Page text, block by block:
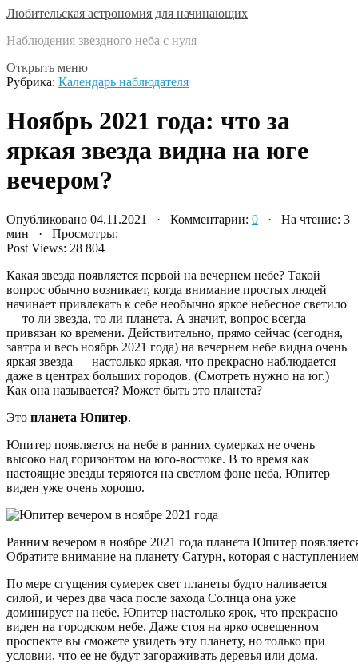
Любительская астрономия для начинающих
Наблюдения звездного неба с нуля
Открыть меню
Рубрика: Календарь наблюдателя
Ноябрь 2021 года: что за
яркая звезда видна на юге
вечером?
Опубликовано 04.11.2021 · Комментарии: 0 · На чтение: 3
мин · Просмотры:
Post Views: 28 804
Какая звезда появляется первой на вечернем небе? Такой
вопрос обычно возникает, когда внимание простых людей
начинает привлекать к себе необычно яркое небесное светило
— то ли звезда, то ли планета. А значит, вопрос всегда
привязан ко времени. Действительно, прямо сейчас (сегодня,
завтра и весь ноябрь 2021 года) на вечернем небе видна очень
яркая звезда — настолько яркая, что прекрасно наблюдается
даже в центрах больших городов. (Смотреть нужно на юг.)
Как она называется? Может быть это планета?
Это планета Юпитер.
Юпитер появляется на небе в ранних сумерках не очень
высоко над горизонтом на юго-востоке. В то время как
настоящие звезды теряются на светлом фоне неба, Юпитер
виден уже очень хорошо.
Ранним вечером в ноябре 2021 года планета Юпитер
Обратите внимание на планету Сатурн, которая с
По мере сгущения сумерек свет планеты будто наливается
силой, и через два часа после захода Солнца она уже
доминирует на небе. Юпитер настолько ярок, что прекрасно
виден на городском небе. Даже стоя на ярко освещенном
проспекте вы сможете увидеть эту планету, но только при
условии, что ее не будут загораживать деревья или дома.